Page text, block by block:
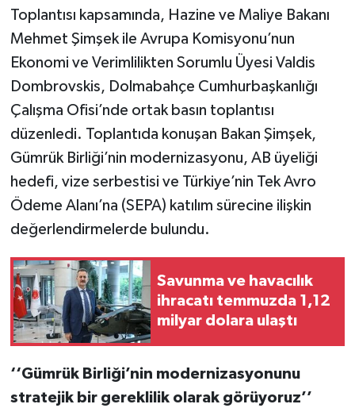
Toplantısı kapsamında, Hazine ve Maliye Bakanı
Mehmet Şimşek ile Avrupa Komisyonu’nun
Ekonomi ve Verimlilikten Sorumlu Üyesi Valdis
Dombrovskis, Dolmabahçe Cumhurbaşkanlığı
Çalışma Ofisi’nde ortak basın toplantısı
düzenledi. Toplantıda konuşan Bakan Şimşek,
Gümrük Birliği’nin modernizasyonu, AB üyeliği
hedefi, vize serbestisi ve Türkiye’nin Tek Avro
Ödeme Alanı’na (SEPA) katılım sürecine ilişkin
değerlendirmelerde bulundu.
Savunma ve havacılık
ihracatı temmuzda 1,12
milyar dolara ulaştı
‘‘Gümrük Birliği’nin modernizasyonunu
stratejik bir gereklilik olarak görüyoruz’’